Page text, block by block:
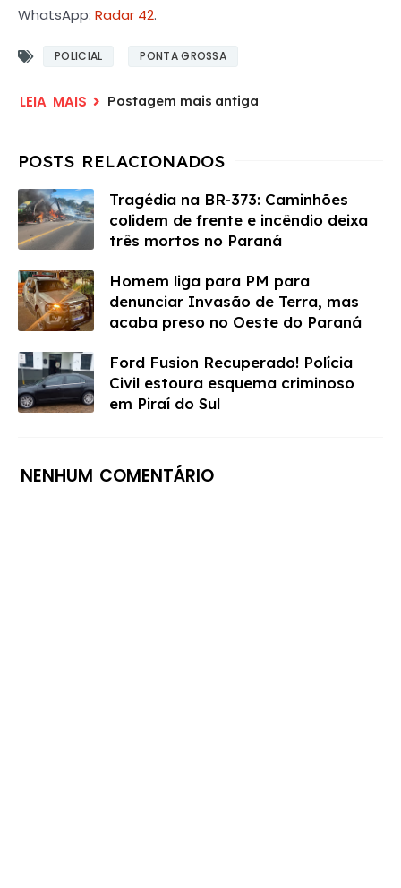
WhatsApp: Radar 42.
POLICIAL PONTA GROSSA
Postagem mais antiga
Tragédia na BR-373: Caminhões
colidem de frente e incêndio deixa
três mortos no Paraná
Homem liga para PM para
denunciar Invasão de Terra, mas
acaba preso no Oeste do Paraná
Ford Fusion Recuperado! Polícia
Civil estoura esquema criminoso
em Piraí do Sul
NENHUM COMENTÁRIO